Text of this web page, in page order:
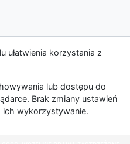
ułatwienia korzystania z
lub dostępu do
Brak zmiany ustawień
ich wykorzystywanie.